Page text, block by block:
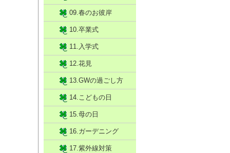
09.春のお彼岸
10.卒業式
11.入学式
12.花見
13.GWの過ごし方
14.こどもの日
15.母の日
16.ガーデニング
17.紫外線対策